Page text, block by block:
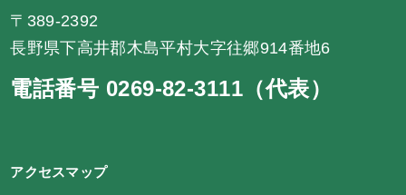
〒389-2392
長野県下高井郡木島平村大字往郷914番地6
電話番号 0269-82-3111（代表）
アクセスマップ